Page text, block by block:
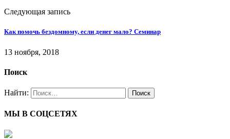
Следующая запись
Как помочь бездомному, если денег мало? Семинар
13 ноября, 2018
Поиск
Найти:
МЫ В СОЦСЕТЯХ